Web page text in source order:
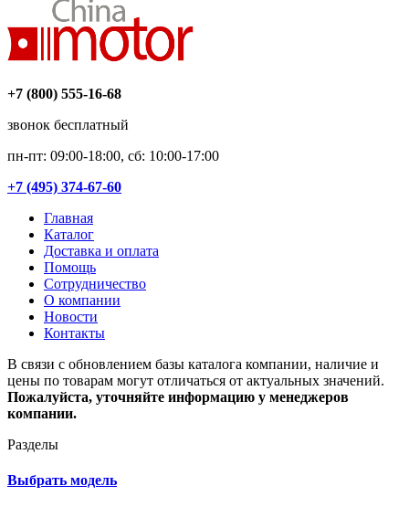
+7 (800) 555-16-68
звонок бесплатный
пн-пт: 09:00-18:00, сб: 10:00-17:00
+7 (495) 374-67-60
Главная
Каталог
Доставка и оплата
Помощь
Сотрудничество
О компании
Новости
Контакты
В связи с обновлением базы каталога компании, наличие и
цены по товарам могут отличаться от актуальных значений.
Пожалуйста, уточняйте информацию у менеджеров
компании.
Разделы
Выбрать модель